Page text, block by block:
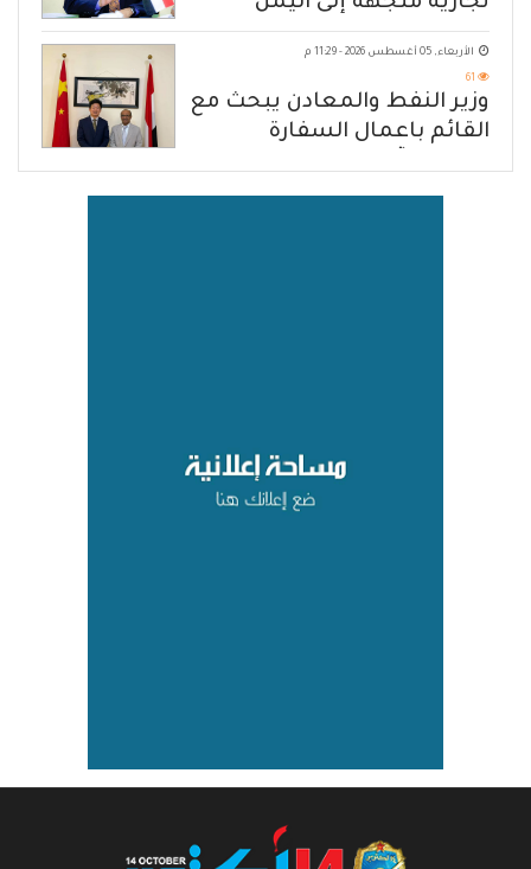
يكشف حصار الحوثي للشعب
الأربعاء, 05 أغسطس 2026 - 11:29 م
61
وزير النفط والمعادن يبحث مع
القائم باعمال السفارة
المشترك